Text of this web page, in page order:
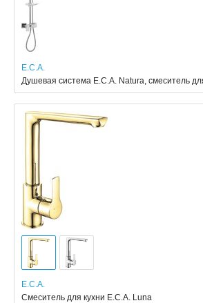
E.C.A.
Душевая система E.C.A. Natura, смеситель
E.C.A.
Смеситель для кухни E.C.A. Luna